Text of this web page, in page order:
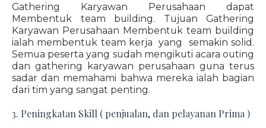
Gathering Karyawan Perusahaan dapat
Membentuk team building. Tujuan Gathering
Karyawan Perusahaan Membentuk team building
ialah membentuk team kerja yang semakin solid.
Semua peserta yang sudah mengikuti acara outing
dan gathering karyawan perusahaan guna terus
sadar dan memahami bahwa mereka ialah bagian
dari tim yang sangat penting.
3. Peningkatan Skill ( penjualan, dan pelayanan Prima )